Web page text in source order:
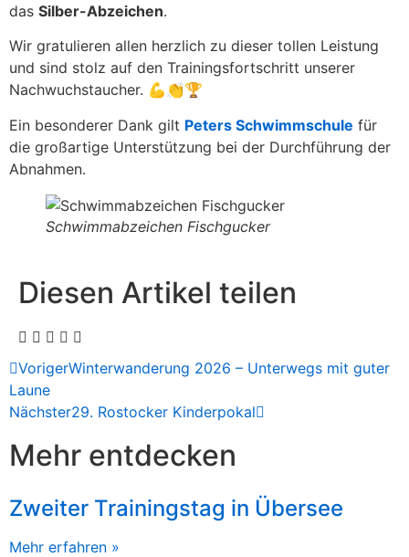
das Silber-Abzeichen.
Wir gratulieren allen herzlich zu dieser tollen Leistung
und sind stolz auf den Trainingsfortschritt unserer
Nachwuchstaucher. 💪👏🏆
Ein besonderer Dank gilt Peters Schwimmschule für
die großartige Unterstützung bei der Durchführung der
Abnahmen.
Schwimmabzeichen Fischgucker
Diesen Artikel teilen
VorigerWinterwanderung 2026 – Unterwegs mit guter
Laune
Nächster29. Rostocker Kinderpokal
Mehr entdecken
Zweiter Trainingstag in Übersee
Mehr erfahren »